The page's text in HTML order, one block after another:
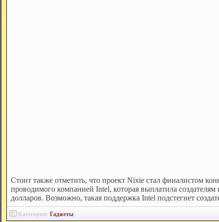
Стоит также отметить, что проект Nixie стал финалистом
проводимого компанией Intel, которая выплатила создателям
долларов. Возможно, такая поддержка Intel подстегнет
Категория: Гаджеты